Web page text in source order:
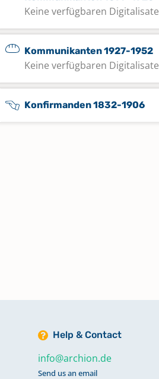
Keine verfügbaren Digitalisate
Kommunikanten 1927-1952
Keine verfügbaren Digitalisate
Konfirmanden 1832-1906
Taufen 1889-1909
Taufen; Trauungen 1574-1708
Help & Contact
info@archion.de
Send us an email